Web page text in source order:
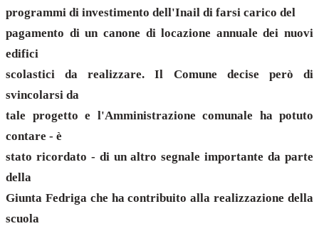
programmi di investimento dell'Inail di farsi carico del
pagamento di un canone di locazione annuale dei nuovi
edifici
scolastici da realizzare. Il Comune decise però di
svincolarsi da
tale progetto e l'Amministrazione comunale ha potuto
contare - è
stato ricordato - di un altro segnale importante da parte
della
Giunta Fedriga che ha contribuito alla realizzazione della
scuola